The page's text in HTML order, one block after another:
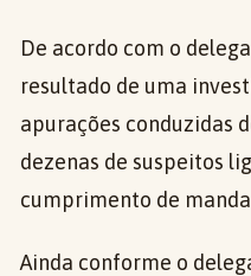
De acordo com o
resultado de uma
apurações conduzidas
dezenas de suspeitos
cumprimento de
Ainda conforme o